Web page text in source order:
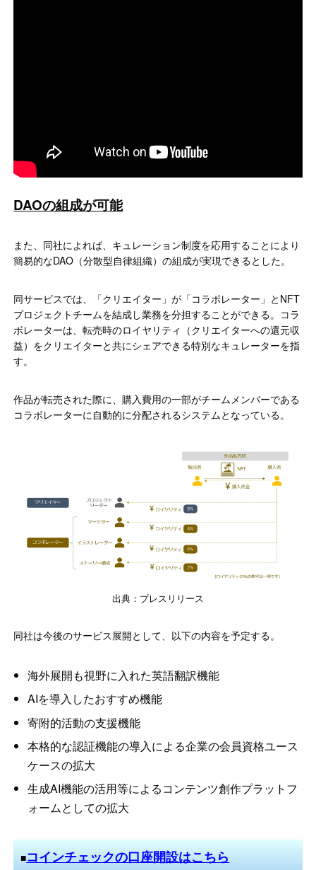
DAOの組成が可能
また、同社によれば、キュレーション制度を応用することにより
簡易的なDAO（分散型自律組織）の組成が実現できるとした。
同サービスでは、「クリエイター」が「コラボレーター」とNFT
プロジェクトチームを結成し業務を分担することができる。コラ
ボレーターは、転売時のロイヤリティ（クリエイターへの還元収
益）をクリエイターと共にシェアできる特別なキュレーターを指
す。
作品が転売された際に、購入費用の一部がチームメンバーである
コラボレーターに自動的に分配されるシステムとなっている。
出典：プレスリリース
同社は今後のサービス展開として、以下の内容を予定する。
海外展開も視野に入れた英語翻訳機能
AIを導入したおすすめ機能
寄附的活動の支援機能
本格的な認証機能の導入による企業の会員資格ユース
ケースの拡大
生成AI機能の活用等によるコンテンツ創作プラットフ
ォームとしての拡大
■コインチェックの口座開設はこちら